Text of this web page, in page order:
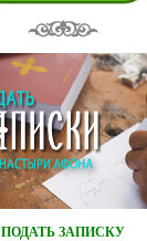
ПОДАТЬ ЗАПИСКУ